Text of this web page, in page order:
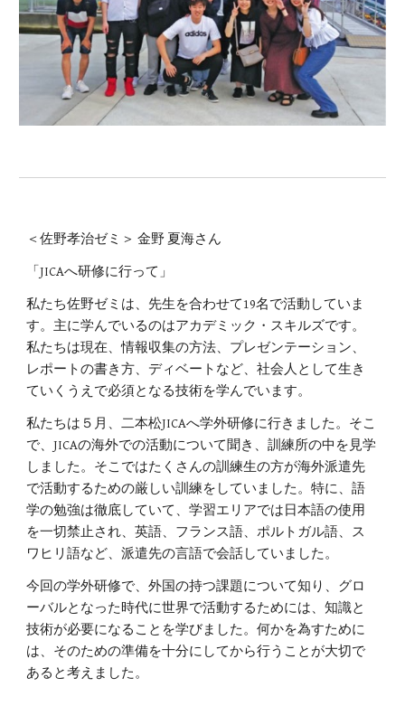
＜佐野孝治ゼミ＞ 金野 夏海さん
「JICAへ研修に行って」
私たち佐野ゼミは、先生を合わせて19名で活動していま
す。主に学んでいるのはアカデミック・スキルズです。
私たちは現在、情報収集の方法、プレゼンテーション、
レポートの書き方、ディベートなど、社会人として生き
ていくうえで必須となる技術を学んでいます。
私たちは５月、二本松JICAへ学外研修に行きました。そこ
で、JICAの海外での活動について聞き、訓練所の中を見学
しました。そこではたくさんの訓練生の方が海外派遣先
で活動するための厳しい訓練をしていました。特に、語
学の勉強は徹底していて、学習エリアでは日本語の使用
を一切禁止され、英語、フランス語、ポルトガル語、ス
ワヒリ語など、派遣先の言語で会話していました。
今回の学外研修で、外国の持つ課題について知り、グロ
ーバルとなった時代に世界で活動するためには、知識と
技術が必要になることを学びました。何かを為すために
は、そのための準備を十分にしてから行うことが大切で
あると考えました。